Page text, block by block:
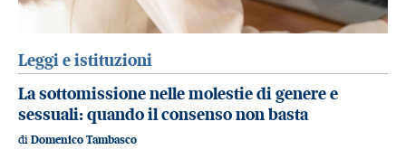
Leggi e istituzioni
La sottomissione nelle molestie di genere e
sessuali: quando il consenso non basta
di Domenico Tambasco